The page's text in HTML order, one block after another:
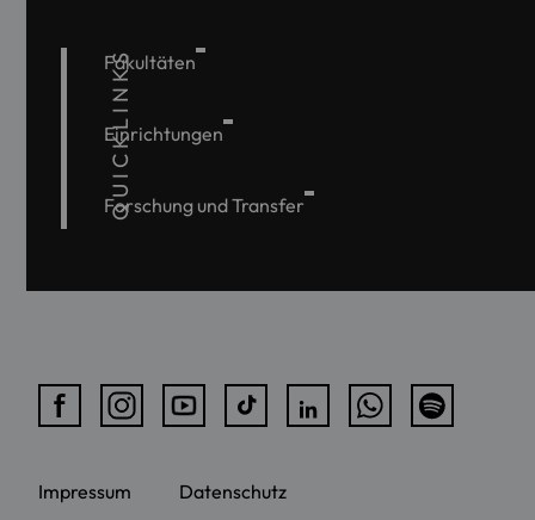
QUICKLINKS
Fakultäten
Einrichtungen
Forschung und Transfer
Impressum Datenschutz